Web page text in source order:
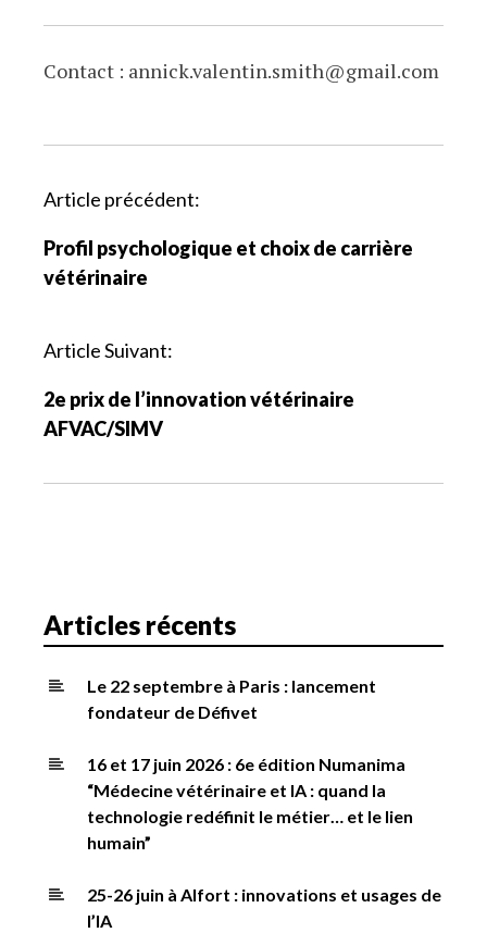
Contact : annick.valentin.smith@gmail.com
P
r
c
u
i
r
c
e
Article précédent:
Profil psychologique et choix de carrière
vétérinaire
Article Suivant:
2e prix de l’innovation vétérinaire
AFVAC/SIMV
Articles récents
Le 22 septembre à Paris : lancement
fondateur de Défivet
16 et 17 juin 2026 : 6e édition Numanima
“Médecine vétérinaire et IA : quand la
technologie redéfinit le métier… et le lien
humain”
25-26 juin à Alfort : innovations et usages de
l’IA